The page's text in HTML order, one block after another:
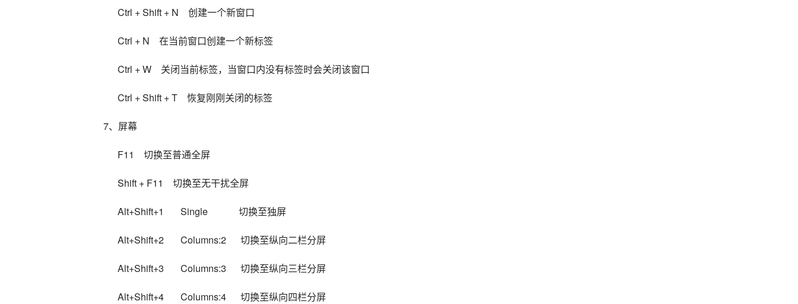
      Ctrl + Shift + N    创建一个新窗口
      Ctrl + N    在当前窗口创建一个新标签
      Ctrl + W    关闭当前标签，当窗口内没有标签时会关闭该窗口
      Ctrl + Shift + T    恢复刚刚关闭的标签
7、屏幕
      F11    切换至普通全屏
      Shift + F11    切换至无干扰全屏
      Alt+Shift+1       Single             切换至独屏
      Alt+Shift+2       Columns:2      切换至纵向二栏分屏
      Alt+Shift+3       Columns:3      切换至纵向三栏分屏
      Alt+Shift+4       Columns:4      切换至纵向四栏分屏